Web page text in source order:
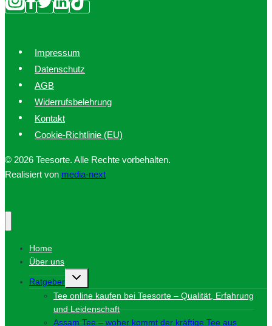
Impressum
Datenschutz
AGB
Widerrufsbelehrung
Kontakt
Cookie-Richtlinie (EU)
© 2026 Teesorte. Alle Rechte vorbehalten.
Realisiert von media-next
Home
Über uns
Ratgeber
Untermenü
umschalten
Tee online kaufen bei Teesorte – Qualität, Erfahrung
und Leidenschaft
Assam Tee – woher kommt der kräftige Tee aus